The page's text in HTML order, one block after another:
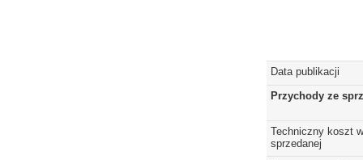
Data publikacji
Przychody ze
Techniczny koszt
sprzedanej